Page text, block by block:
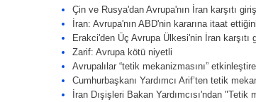
Çin ve Rusya'dan Avrupa'nın İran karşıtı
İran: Avrupa'nın ABD'nin kararına itaat
Erakci'den Üç Avrupa Ülkesi'nin İran karşıtı
Zarif: Avrupa kötü niyetli
Avrupalılar “tetik mekanizmasını”
Cumhurbaşkanı Yardımcı Arif’ten tetik
İran Dışişleri Bakan Yardımcısı'ndan "Tetik